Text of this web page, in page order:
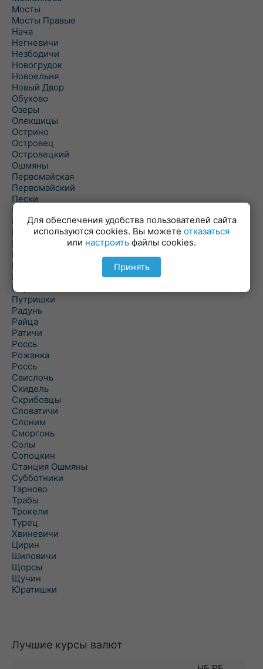
Мосты
Мосты Правые
Нача
Негневичи
Незбодичи
Новогрудок
Новоельня
Новый Двор
Обухово
Озеры
Олекшицы
Острино
Островец
Островецкий
Ошмяны
Первомайская
Первомайский
Пески
Петревичи
Погородно
Пограничный
Подлабенье
Подольцы
Подороск
Поречье
Порозово
Путришки
Радунь
Райца
Ратичи
Роcсь
Рожанка
Россь
Свислочь
Скидель
Скрибовцы
Словатичи
Слоним
Сморгонь
Солы
Сопоцкин
Станция Ошмяны
Субботники
Тарново
Трабы
Трокели
Турец
Хвиневичи
Цирин
Шиловичи
Щорсы
Щучин
Юратишки
Лучшие курсы валют
Для обеспечения удобства пользователей сайта
используются cookies. Вы можете отказаться
или настроить файлы cookies.
Принять